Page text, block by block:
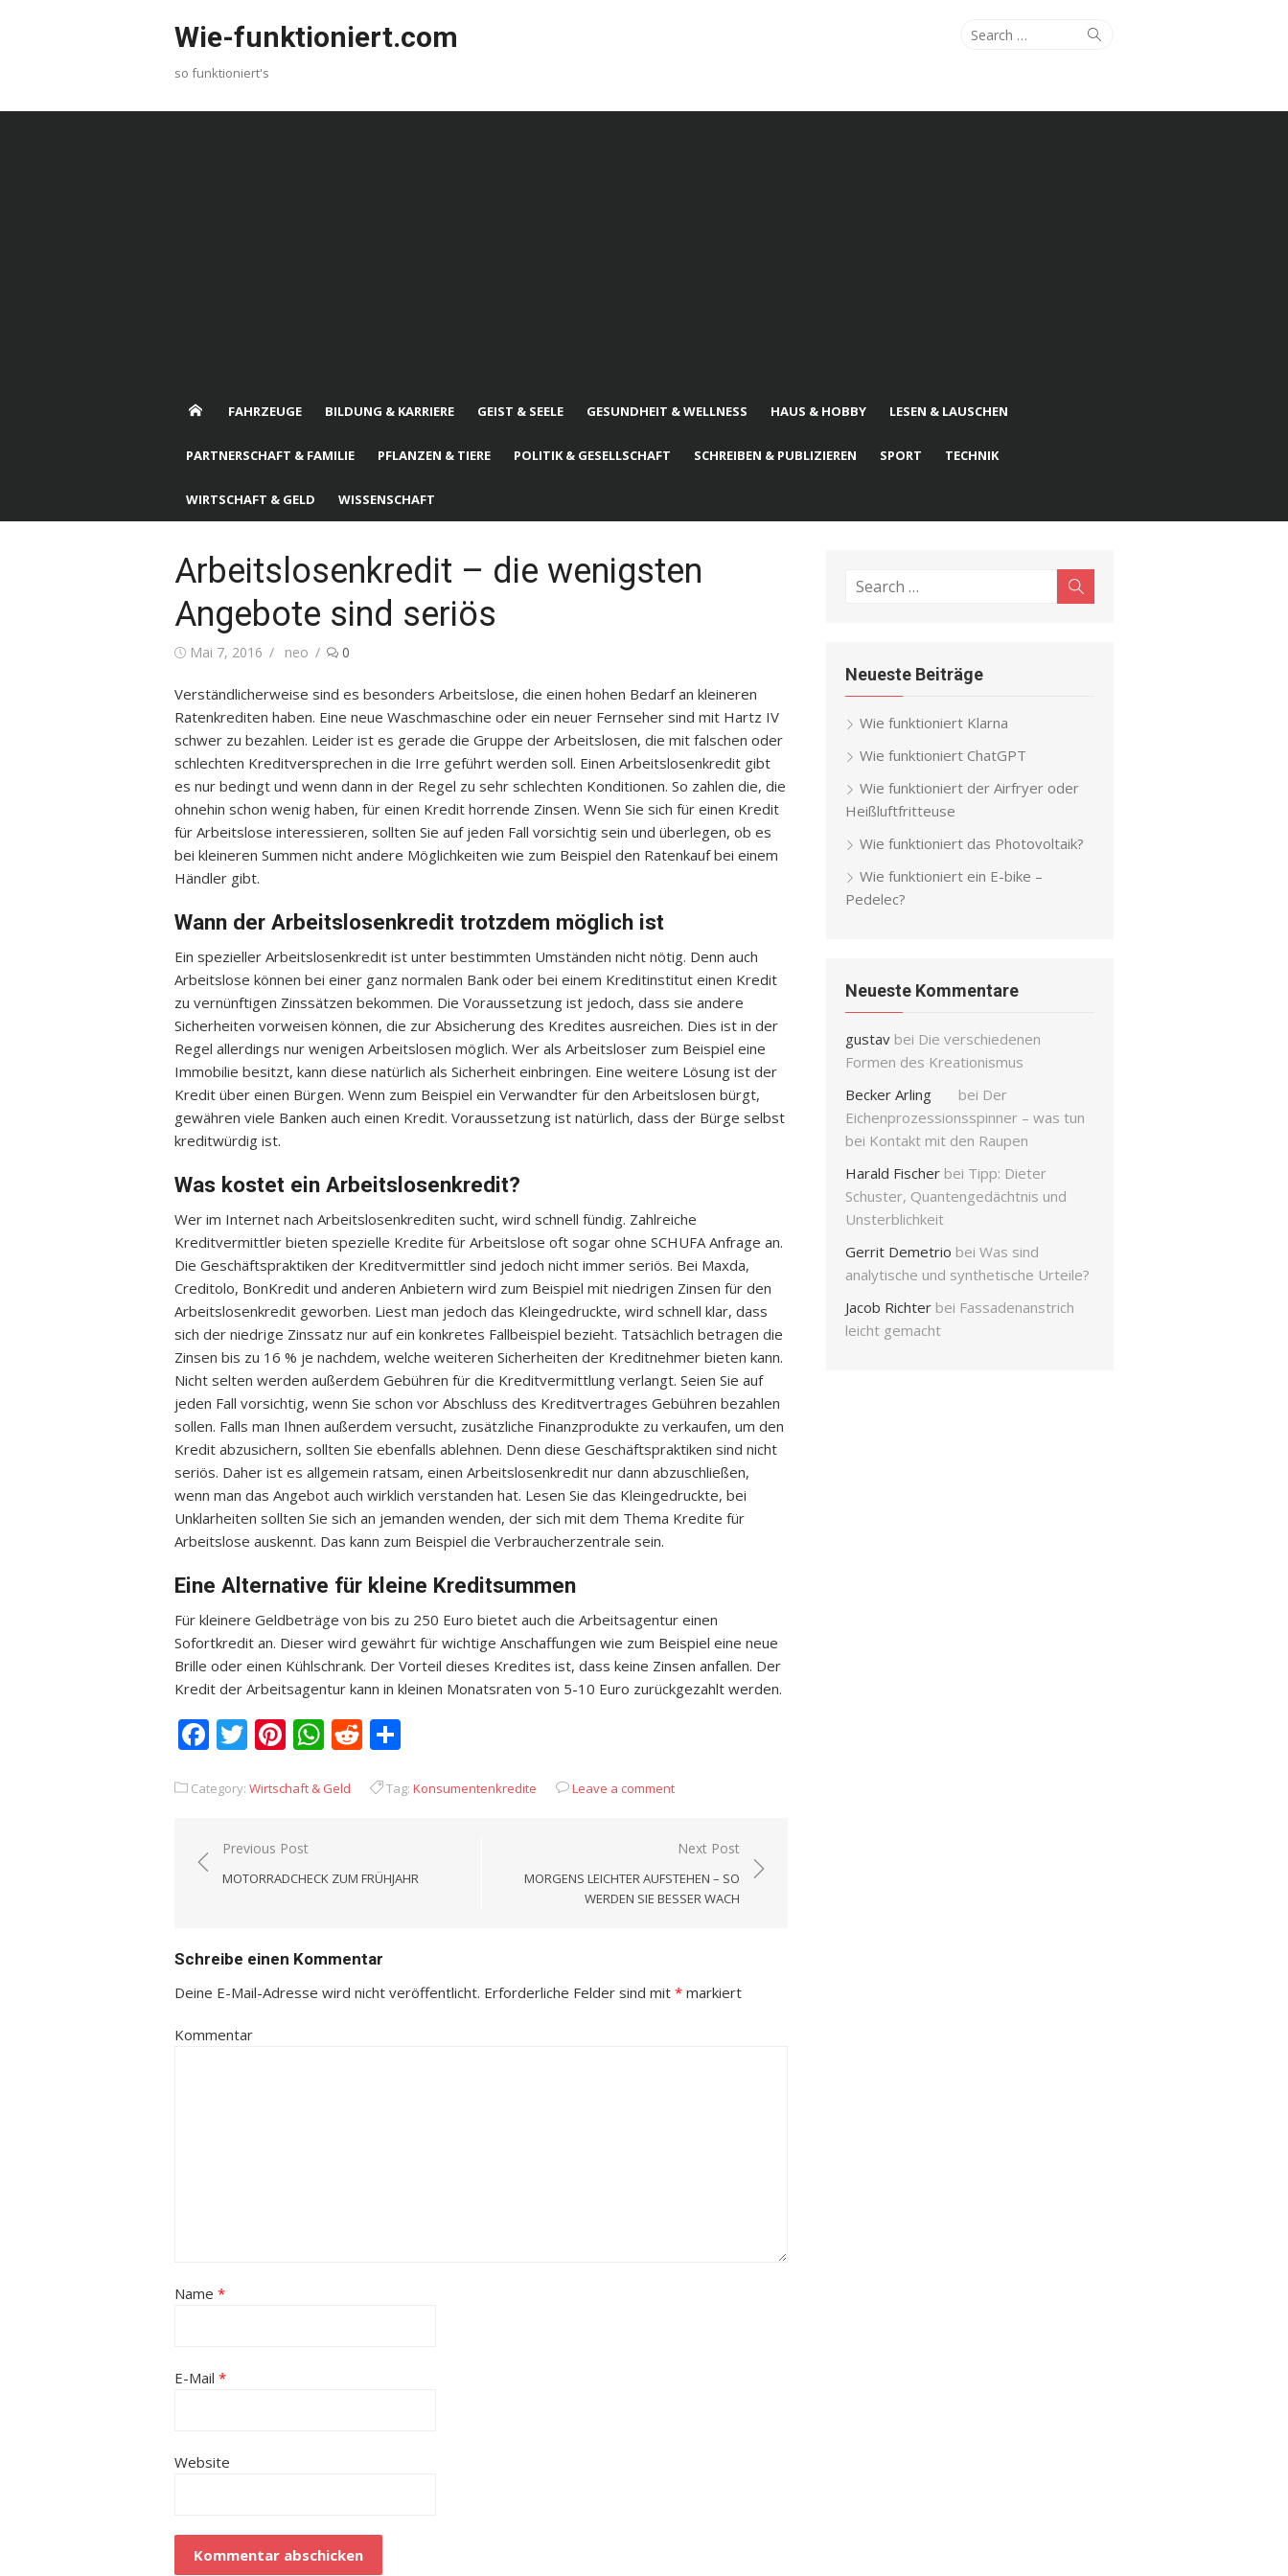
Wie-funktioniert.com
so funktioniert's
Search
Search
FAHRZEUGE BILDUNG & KARRIERE GEIST & SEELE GESUNDHEIT & WELLNESS HAUS & HOBBY LESEN & LAUSCHEN
PARTNERSCHAFT & FAMILIE PFLANZEN & TIERE POLITIK & GESELLSCHAFT SCHREIBEN & PUBLIZIEREN SPORT TECHNIK
WIRTSCHAFT & GELD WISSENSCHAFT
Arbeitslosenkredit – die wenigsten
Angebote sind seriös
Posted
Mai 7, 2016 Author
neo 0
Verständlicherweise sind es besonders Arbeitslose, die einen hohen Bedarf an kleineren
Ratenkrediten haben. Eine neue Waschmaschine oder ein neuer Fernseher sind mit Hartz IV
schwer zu bezahlen. Leider ist es gerade die Gruppe der Arbeitslosen, die mit falschen oder
schlechten Kreditversprechen in die Irre geführt werden soll. Einen Arbeitslosenkredit gibt
es nur bedingt und wenn dann in der Regel zu sehr schlechten Konditionen. So zahlen die, die
ohnehin schon wenig haben, für einen Kredit horrende Zinsen. Wenn Sie sich für einen Kredit
für Arbeitslose interessieren, sollten Sie auf jeden Fall vorsichtig sein und überlegen, ob es
bei kleineren Summen nicht andere Möglichkeiten wie zum Beispiel den Ratenkauf bei einem
Händler gibt.
Wann der Arbeitslosenkredit trotzdem möglich ist
Ein spezieller Arbeitslosenkredit ist unter bestimmten Umständen nicht nötig. Denn auch
Arbeitslose können bei einer ganz normalen Bank oder bei einem Kreditinstitut einen Kredit
zu vernünftigen Zinssätzen bekommen. Die Voraussetzung ist jedoch, dass sie andere
Sicherheiten vorweisen können, die zur Absicherung des Kredites ausreichen. Dies ist in der
Regel allerdings nur wenigen Arbeitslosen möglich. Wer als Arbeitsloser zum Beispiel eine
Immobilie besitzt, kann diese natürlich als Sicherheit einbringen. Eine weitere Lösung ist der
Kredit über einen Bürgen. Wenn zum Beispiel ein Verwandter für den Arbeitslosen bürgt,
gewähren viele Banken auch einen Kredit. Voraussetzung ist natürlich, dass der Bürge selbst
kreditwürdig ist.
Was kostet ein Arbeitslosenkredit?
Wer im Internet nach Arbeitslosenkrediten sucht, wird schnell fündig. Zahlreiche
Kreditvermittler bieten spezielle Kredite für Arbeitslose oft sogar ohne SCHUFA Anfrage an.
Die Geschäftspraktiken der Kreditvermittler sind jedoch nicht immer seriös. Bei Maxda,
Creditolo, BonKredit und anderen Anbietern wird zum Beispiel mit niedrigen Zinsen für den
Arbeitslosenkredit geworben. Liest man jedoch das Kleingedruckte, wird schnell klar, dass
sich der niedrige Zinssatz nur auf ein konkretes Fallbeispiel bezieht. Tatsächlich betragen die
Zinsen bis zu 16 % je nachdem, welche weiteren Sicherheiten der Kreditnehmer bieten kann.
Nicht selten werden außerdem Gebühren für die Kreditvermittlung verlangt. Seien Sie auf
jeden Fall vorsichtig, wenn Sie schon vor Abschluss des Kreditvertrages Gebühren bezahlen
sollen. Falls man Ihnen außerdem versucht, zusätzliche Finanzprodukte zu verkaufen, um den
Kredit abzusichern, sollten Sie ebenfalls ablehnen. Denn diese Geschäftspraktiken sind nicht
seriös. Daher ist es allgemein ratsam, einen Arbeitslosenkredit nur dann abzuschließen,
wenn man das Angebot auch wirklich verstanden hat. Lesen Sie das Kleingedruckte, bei
Unklarheiten sollten Sie sich an jemanden wenden, der sich mit dem Thema Kredite für
Arbeitslose auskennt. Das kann zum Beispiel die Verbraucherzentrale sein.
Eine Alternative für kleine Kreditsummen
Für kleinere Geldbeträge von bis zu 250 Euro bietet auch die Arbeitsagentur einen
Sofortkredit an. Dieser wird gewährt für wichtige Anschaffungen wie zum Beispiel eine neue
Brille oder einen Kühlschrank. Der Vorteil dieses Kredites ist, dass keine Zinsen anfallen. Der
Kredit der Arbeitsagentur kann in kleinen Monatsraten von 5-10 Euro zurückgezahlt werden.
Facebook
Twitter
Pinterest
WhatsApp
Reddit
Category: Wirtschaft & Geld Tag: Konsumentenkredite Leave a comment
Beitrags-
Previous Post
MOTORRADCHECK ZUM FRÜHJAHR
Next Post
MORGENS LEICHTER AUFSTEHEN – SO
WERDEN SIE BESSER WACH
Schreibe einen Kommentar
Deine E-Mail-Adresse wird nicht veröffentlicht. Erforderliche Felder sind mit * markiert
Kommentar
Name *
E-Mail *
Website
Search
Neueste Beiträge
Wie funktioniert Klarna
Wie funktioniert ChatGPT
Wie funktioniert der Airfryer oder
Heißluftfritteuse
Wie funktioniert das Photovoltaik?
Wie funktioniert ein E-bike –
Pedelec?
Neueste Kommentare
gustav bei Die verschiedenen
Formen des Kreationismus
Becker Arling
bei Der
Eichenprozessionsspinner – was tun
bei Kontakt mit den Raupen
Harald Fischer bei Tipp: Dieter
Schuster, Quantengedächtnis und
Unsterblichkeit
Gerrit Demetrio bei Was sind
analytische und synthetische Urteile?
Jacob Richter bei Fassadenanstrich
leicht gemacht